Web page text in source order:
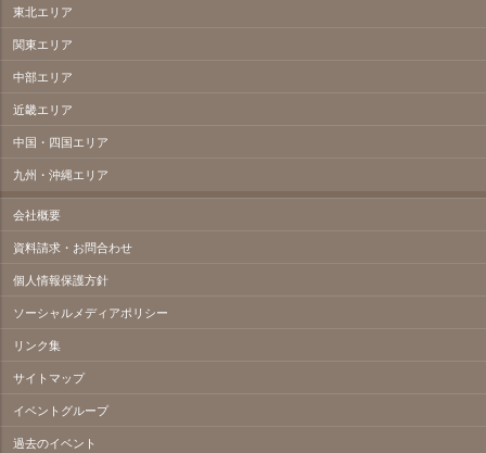
東北エリア
関東エリア
中部エリア
近畿エリア
中国・四国エリア
九州・沖縄エリア
会社概要
資料請求・お問合わせ
個人情報保護方針
ソーシャルメディアポリシー
リンク集
サイトマップ
イベントグループ
過去のイベント